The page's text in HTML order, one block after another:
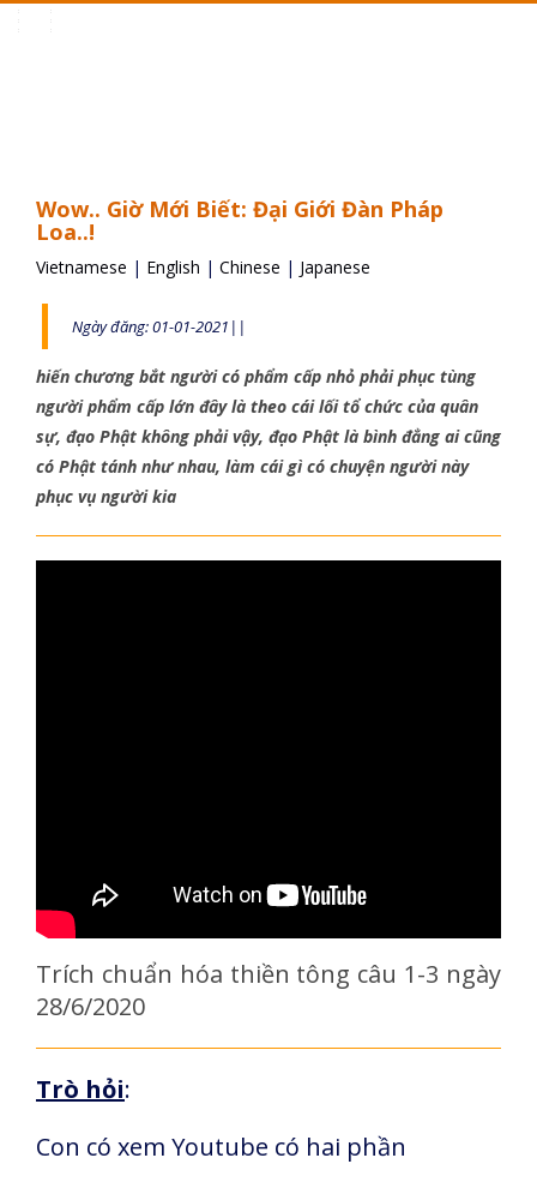
Wow.. Giờ Mới Biết: Đại Giới Đàn Pháp
Loa..!
Vietnamese | English | Chinese | Japanese
Ngày đăng: 01-01-2021||
hiến chương bắt người có phẩm cấp nhỏ phải phục tùng
người phẩm cấp lớn đây là theo cái lối tổ chức của quân
sự, đạo Phật không phải vậy, đạo Phật là bình đẳng ai cũng
có Phật tánh như nhau, làm cái gì có chuyện người này
phục vụ người kia
Trích chuẩn hóa thiền tông câu 1-3 ngày
28/6/2020
Trò hỏi:
Con có xem Youtube có hai phần